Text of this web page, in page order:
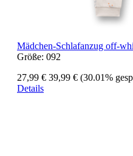
Mädchen-Schlafanzug off-
Größe: 092
27,99 € 39,99 € (30.01%
Details